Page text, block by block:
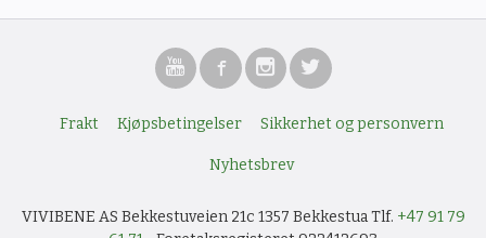
Frakt Kjøpsbetingelser Sikkerhet og personvern
Nyhetsbrev
VIVIBENE AS Bekkestuveien 21c 1357 Bekkestua Tlf. +47 91 79